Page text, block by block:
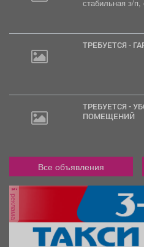
стабильная з/п,
ТРЕБУЕТСЯ -
ТРЕБУЕТСЯ - УБОРЩИК СЛУЖЕБНЫХ
ПОМЕЩЕНИЙ
Все объявления
реклама